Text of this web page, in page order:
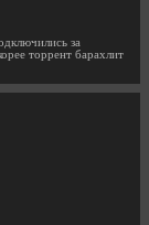
за
торрент барахлит